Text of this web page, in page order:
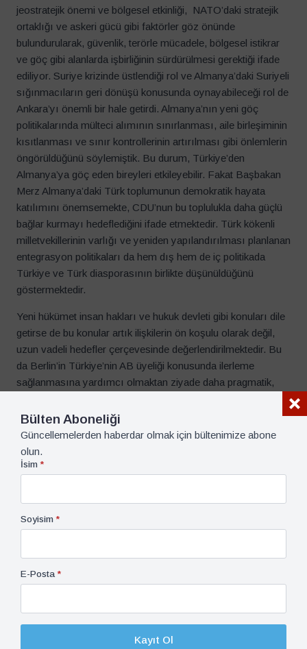
jeostratejik önemi ve bölgesel etkinliği, NATO’daki stratejik
ortaklığı ve askeri gücü gibi faktörler göz önünde
bulundurularak, güvenlik, terörle mücadele, bölgesel istikrar
ve göç gibi alanlarda işbirliğinin sürdürülmesi gerektiği ifade
ediliyor. Suriye krizinde üstlendiği rol ve Almanya’daki Suriyeli
sığınmacıların geri dönüşü konusunda oynayabileceği rol de
Ankara’yı önemli bir hale getirdi. Almanya’nın yeni göç
politikalarında mülteci alımının sınırlanması, aile birleşiminin
kısıtlanması ve sınır kontrollerinin artırılması gibi önlemlerin
öngörüldüğünü söylemiştik. Bu durum, Türkiye’den
Almanya’ya göç eden bireyleri etkileyebilir. Fakat Başbakan
Merz Almanya’daki Türk toplumunun demokratik hayata
katılımını önemsemekte, CDU’nun bu toplulukla daha güçlü
bağlar kurmayı hedeflediğini ifade etmektedir. Türk kökenli
milletvekillerinin varlığı ve yeniden yapılandırılması planlanan
entegrasyon politikaları da hem dış hem de iç politikada
Türkiye ve Türk diasporasının birlikte düşünüldüğünü
göstermektedir.
Yeni hükümet insan hakları ve hukuk devleti gibi konuları dile
getirse de bu konular artık ilişkilerin ön koşulu olarak değil,
uzun vadeli hedefler çerçevesinde değerlendirilmektedir. Bu
da Berlin’in Türkiye’nin AB üyeliği konusunda ilerleme
sağlanmasına yardımcı olmaktan ziyade daha pragmatik,
göstermektedir. Merz’in açıklamaları da bu doğrultuda. Merz,
Türkiye’nin Avrupa’nın güvenlik mimarisi için vazgeçilmez bir
aktör olduğunu vurgulamakta özellikle Rusya-Ukrayna
Savaşı, Orta Doğu’daki istikrarsızlık ve Suriye’nin yeniden
Sonuç olarak
bir geçiş dönemine girmiştir. CDU başkanı Friedrich Merz
liderliğindeki koalisyon merkez siyasetin çözülmesi,
krizin en görünür yansıması. Dış politikada da benzer bir
gerilim yaşanmakta. Trump’ın yeniden ABD Başkanı
Soyisim *
E-Posta *
Kayıt Ol